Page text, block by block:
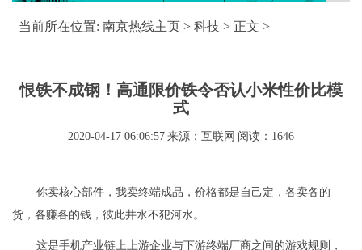
当前所在位置: 南京热线主页 > 科技 > 正文 >
恨铁不成钢！高通限价铁令否认小米性价比模
式
2020-04-17 06:06:57 来源：互联网 阅读：1646
你卖核心部件，我卖终端成品，价格都是自己定，各卖各的
货，各赚各的钱，彼此井水不犯河水。
这是手机产业链上上游企业与下游终端厂商之间的游戏规则，